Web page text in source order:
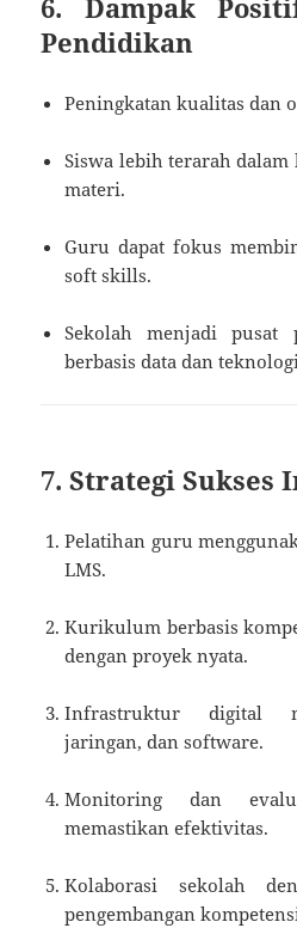
6. Dampak
Pendidikan
Peningkatan kualitas dan
Siswa lebih terarah
materi.
Guru dapat fokus
soft skills.
Sekolah menjadi pusat
berbasis data dan
7. Strategi Sukses
Pelatihan guru
LMS.
Kurikulum berbasis
dengan proyek nyata.
Infrastruktur digital
jaringan, dan software.
Monitoring dan
memastikan efektivitas.
Kolaborasi sekolah
pengembangan